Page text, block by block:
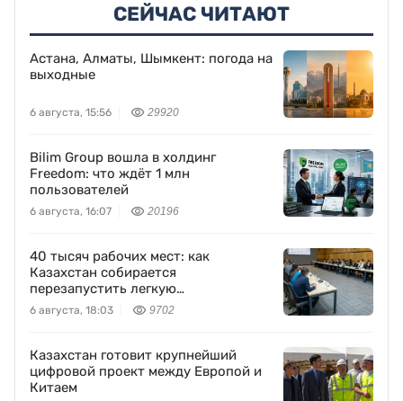
СЕЙЧАС ЧИТАЮТ
Астана, Алматы, Шымкент: погода на
выходные
6 августа, 15:56 29920
Bilim Group вошла в холдинг
Freedom: что ждёт 1 млн
пользователей
6 августа, 16:07 20196
40 тысяч рабочих мест: как
Казахстан собирается
перезапустить легкую
промышленность
6 августа, 18:03 9702
Казахстан готовит крупнейший
цифровой проект между Европой и
Китаем